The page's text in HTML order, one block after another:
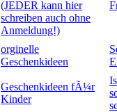
(JEDER kann hier
schreiben auch ohne
Anmeldung!)
orginelle
Geschenkideen
Geschenkideen fÃ¼r
Kinder